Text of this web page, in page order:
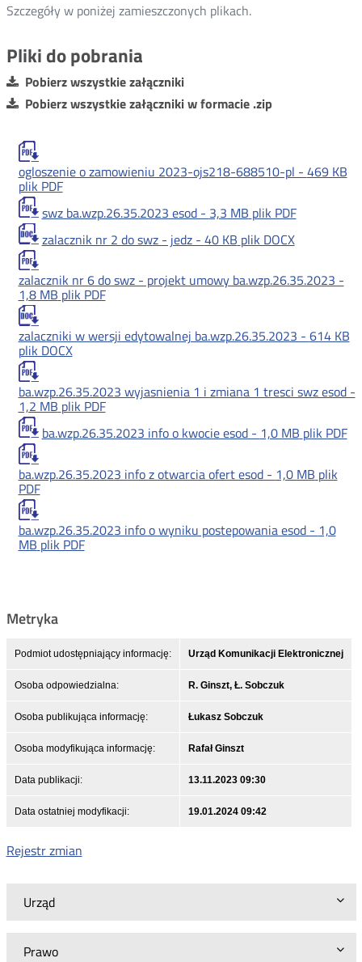
Urząd
Prawo
Szczegóły w poniżej zamieszczonych plikach.
Pliki do pobrania
Pobierz wszystkie załączniki
Pobierz wszystkie załączniki w formacie .zip
ogloszenie o zamowieniu 2023-ojs218-688510-pl - 469 KB
plik PDF
swz ba.wzp.26.35.2023 esod - 3,3 MB plik PDF
zalacznik nr 2 do swz - jedz - 40 KB plik DOCX
zalacznik nr 6 do swz - projekt umowy ba.wzp.26.35.2023 -
1,8 MB plik PDF
zalaczniki w wersji edytowalnej ba.wzp.26.35.2023 - 614 KB
plik DOCX
ba.wzp.26.35.2023 wyjasnienia 1 i zmiana 1 tresci swz esod -
1,2 MB plik PDF
ba.wzp.26.35.2023 info o kwocie esod - 1,0 MB plik PDF
ba.wzp.26.35.2023 info z otwarcia ofert esod - 1,0 MB plik
PDF
ba.wzp.26.35.2023 info o wyniku postepowania esod - 1,0
MB plik PDF
Metryka
Podmiot udostępniający informację: Urząd Komunikacji Elektronicznej
Osoba odpowiedzialna: R. Ginszt, Ł. Sobczuk
Osoba publikująca informację: Łukasz Sobczuk
Osoba modyfikująca informację: Rafał Ginszt
Data publikacji: 13.11.2023 09:30
Data ostatniej modyfikacji: 19.01.2024 09:42
Rejestr zmian